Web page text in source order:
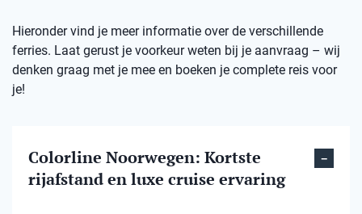
Hieronder vind je meer informatie over de verschillende
ferries. Laat gerust je voorkeur weten bij je aanvraag – wij
denken graag met je mee en boeken je complete reis voor
je!
Colorline Noorwegen: Kortste
rijafstand en luxe cruise ervaring